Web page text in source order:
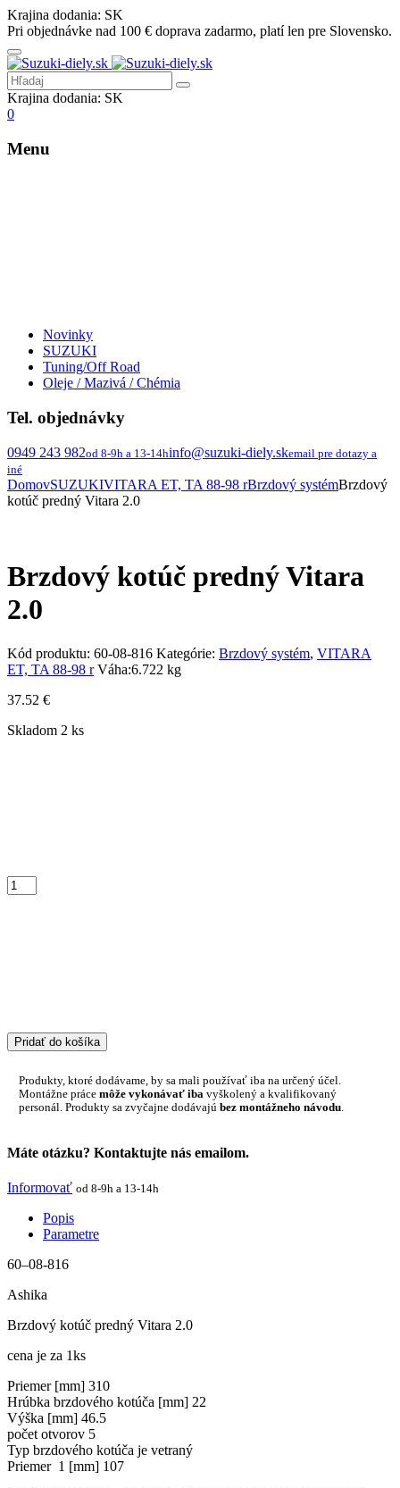
Krajina dodania: SK
Pri objednávke nad 100 € doprava zadarmo, platí len pre Slovensko.
Krajina dodania: SK
0
Menu
Novinky
SUZUKI
Tuning/Off Road
Oleje / Mazivá / Chémia
Tel. objednávky
0949 243 982od 8-9h a 13-14hinfo@suzuki-diely.skemail pre dotazy a
iné
DomovSUZUKIVITARA ET, TA 88-98 rBrzdový systémBrzdový
kotúč predný Vitara 2.0
Brzdový kotúč predný Vitara
2.0
Kód produktu: 60-08-816 Kategórie: Brzdový systém, VITARA
ET, TA 88-98 r Váha:6.722 kg
37.52 €
Skladom 2 ks
Pridať do košíka
Produkty, ktoré dodávame, by sa mali používať iba na určený účel.
Montážne práce môže vykonávať iba vyškolený a kvalifikovaný
personál. Produkty sa zvyčajne dodávajú bez montážneho návodu
Máte otázku? Kontaktujte nás emailom.
Informovať od 8-9h a 13-14h
Popis
Parametre
60–08-816
Ashika
Brzdový kotúč predný Vitara 2.0
cena je za 1ks
Priemer [mm] 310
Hrúbka brzdového kotúča [mm] 22
Výška [mm] 46.5
počet otvorov 5
Typ brzdového kotúča je vetraný
Priemer 1 [mm] 107